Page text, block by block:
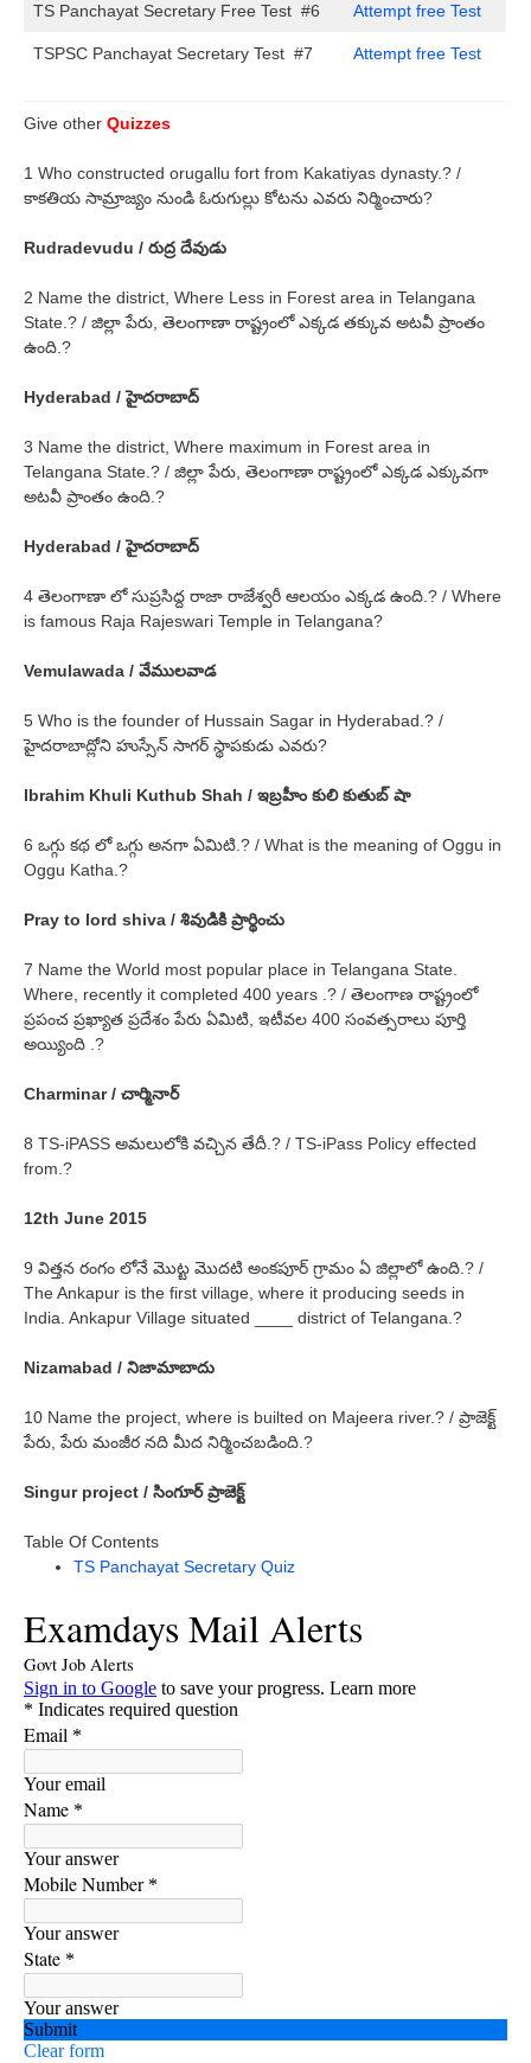
TS Panchayat Secretary Free Test #6 Attempt free Test
TSPSC Panchayat Secretary Test #7 Attempt free Test
Give other Quizzes
1 Who constructed orugallu fort from Kakatiyas dynasty.? /
కాకతియ సామ్రాజ్యం నుండి ఓరుగుల్లు కోటను ఎవరు నిర్మించారు?
Rudradevudu / రుద్ర దేవుడు
2 Name the district, Where Less in Forest area in Telangana
State.? / జిల్లా పేరు, తెలంగాణా రాష్ట్రంలో ఎక్కడ తక్కువ అటవీ ప్రాంతం
ఉంది.?
Hyderabad / హైదరాబాద్
3 Name the district, Where maximum in Forest area in
Telangana State.? / జిల్లా పేరు, తెలంగాణా రాష్ట్రంలో ఎక్కడ ఎక్కువగా
అటవీ ప్రాంతం ఉంది.?
Hyderabad / హైదరాబాద్
4 తెలంగాణా లో సుప్రసిద్ద రాజా రాజేశ్వరీ ఆలయం ఎక్కడ ఉంది.? / Where
is famous Raja Rajeswari Temple in Telangana?
Vemulawada / వేములవాడ
5 Who is the founder of Hussain Sagar in Hyderabad.? /
హైదరాబాద్లోని హుస్సేన్ సాగర్ స్థాపకుడు ఎవరు?
Ibrahim Khuli Kuthub Shah / ఇబ్రహీం కులి కుతుబ్ షా
6 ఒగ్గు కథ లో ఒగ్గు అనగా ఏమిటి.? / What is the meaning of Oggu in
Oggu Katha.?
Pray to lord shiva / శివుడికి ప్రార్థించు
7 Name the World most popular place in Telangana State.
Where, recently it completed 400 years .? / తెలంగాణ రాష్ట్రంలో
ప్రపంచ ప్రఖ్యాత ప్రదేశం పేరు ఏమిటి, ఇటీవల 400 సంవత్సరాలు పూర్తి
అయ్యింది .?
Charminar / చార్మినార్
8 TS-iPASS అమలులోకి వచ్చిన తేదీ.? / TS-iPass Policy effected
from.?
12th June 2015
9 విత్తన రంగం లోనే మొట్ట మొదటి అంకపూర్ గ్రామం ఏ జిల్లాలో ఉంది.? /
The Ankapur is the first village, where it producing seeds in
India. Ankapur Village situated ____ district of Telangana.?
Nizamabad / నిజామాబాదు
10 Name the project, where is builted on Majeera river.? / ప్రాజెక్ట్
పేరు, పేరు మంజీర నది మీద నిర్మించబడింది.?
Singur project / సింగూర్ ప్రాజెక్ట్
Table Of Contents
TS Panchayat Secretary Quiz